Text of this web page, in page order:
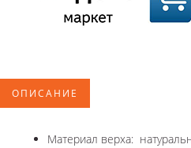
ОПИСАНИЕ
Материал верха: